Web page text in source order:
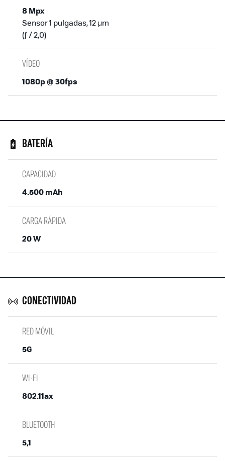
8 Mpx
Sensor 1 pulgadas, 12 µm
(ƒ / 2,0)
VÍDEO
1080p @ 30fps
BATERÍA
CAPACIDAD
4.500 mAh
CARGA RÁPIDA
20 W
CONECTIVIDAD
RED MÓVIL
5G
WI-FI
802.11ax
BLUETOOTH
5,1